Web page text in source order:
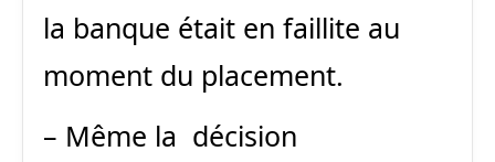
la banque était en faillite au
moment du placement.
– Même la décision